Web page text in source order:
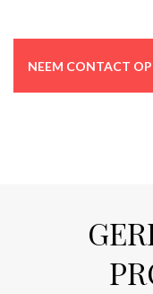
NEEM CONTACT OP